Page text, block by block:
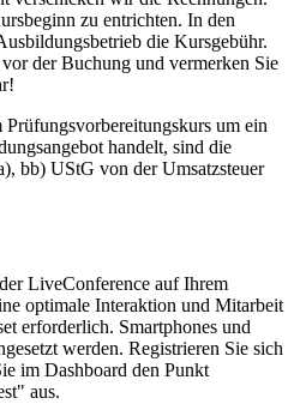
zu entrichten. In den
die Kursgebühr.
der Buchung und vermerken Sie
um ein
handelt, sind die
bb) UStG von der Umsatzsteuer
LiveConference auf Ihrem
optimale Interaktion und Mitarbeit
erforderlich. Smartphones und
werden. Registrieren Sie sich
im Dashboard den Punkt
aus.